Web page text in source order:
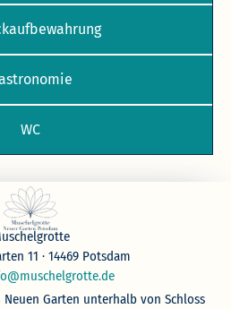
WC
11 · 14469 Potsdam
Garten unterhalb von Schloss